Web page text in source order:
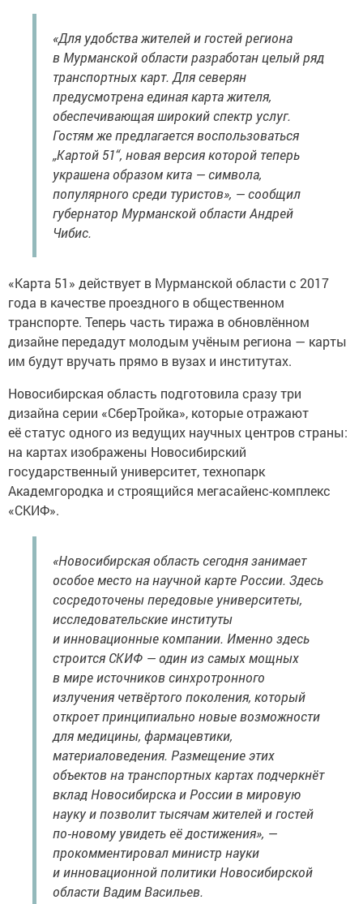
«Для удобства жителей и гостей региона
в Мурманской области разработан целый ряд
транспортных карт. Для северян
предусмотрена единая карта жителя,
обеспечивающая широкий спектр услуг.
Гостям же предлагается воспользоваться
„Картой 51“, новая версия которой теперь
украшена образом кита — символа,
популярного среди туристов», — сообщил
губернатор Мурманской области Андрей
Чибис.
«Карта 51» действует в Мурманской области с 2017
года в качестве проездного в общественном
транспорте. Теперь часть тиража в обновлённом
дизайне передадут молодым учёным региона — карты
им будут вручать прямо в вузах и институтах.
Новосибирская область подготовила сразу три
дизайна серии «СберТройка», которые отражают
её статус одного из ведущих научных центров страны:
на картах изображены Новосибирский
государственный университет, технопарк
Академгородка и строящийся мегасайенс-комплекс
«СКИФ».
«Новосибирская область сегодня занимает
особое место на научной карте России. Здесь
сосредоточены передовые университеты,
исследовательские институты
и инновационные компании. Именно здесь
строится СКИФ — один из самых мощных
в мире источников синхротронного
излучения четвёртого поколения, который
откроет принципиально новые возможности
для медицины, фармацевтики,
материаловедения. Размещение этих
объектов на транспортных картах подчеркнёт
вклад Новосибирска и России в мировую
науку и позволит тысячам жителей и гостей
по‑новому увидеть её достижения», —
прокомментировал министр науки
и инновационной политики Новосибирской
области Вадим Васильев.